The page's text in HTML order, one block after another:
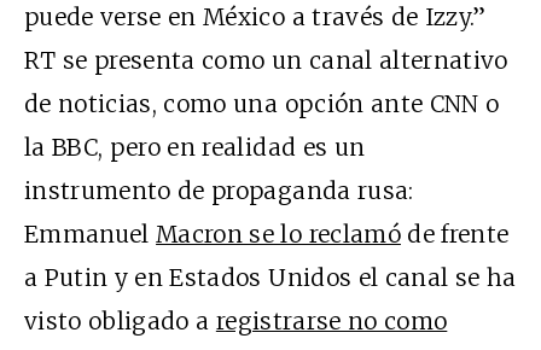
puede verse en México a través de Izzy.”
RT se presenta como un canal alternativo
de noticias, como una opción ante CNN o
la BBC, pero en realidad es un
instrumento de propaganda rusa:
EmmanuelMacron se lo reclamóde frente
a Putin y en Estados Unidos el canal se ha
visto obligado a registrarse no como